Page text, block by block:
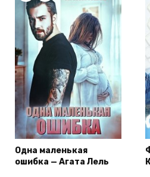
Одна маленькая
ошибка — Агата Лель